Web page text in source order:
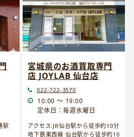
駅
宮城県のお酒買取専門
店 JOYLAB 仙台店
022-722-3570
10:00 ～ 19:00
定休日：毎週水曜日
アクセス:JR仙台駅から徒歩約10分
地下鉄東西線 仙台駅から徒歩約10